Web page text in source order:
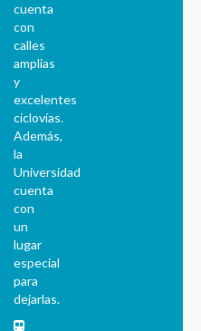
cuenta
con
calles
amplias
y
excelentes
ciclovías.
Además,
la
Universidad
cuenta
con
un
lugar
especial
para
dejarlas.